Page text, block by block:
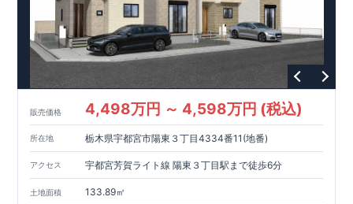
受けられるだけでなく、中古市場でも、長期優良住宅が有利に
働きます。
【充実のアフターサポート】 ・東栄住宅では、お
引渡し後最大10回の無料定期点検と、60年間の品質保証を実
施。お引渡しからが本当のお付き合いだと考え、アフターサー
ビスを外部の業者に委託せず、東栄住宅グループ「東栄ホーム
サービス株式会社」にて責任をもって対応いたします。
販売価格 4,498万円 ～ 4,598万円 (税込)
所在地 栃木県宇都宮市陽東３丁目4334番11(地番)
アクセス 宇都宮芳賀ライト線 陽東３丁目駅まで徒歩6分
土地面積 133.89㎡